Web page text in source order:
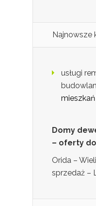
Najnowsze
usługi
Domy
– oferty
Orida –
sprzedaż –